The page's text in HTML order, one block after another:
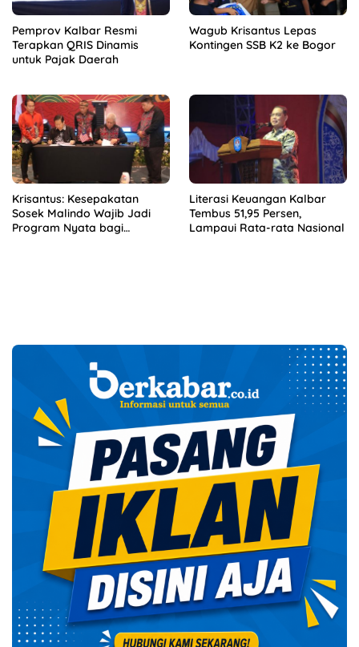
Pemprov Kalbar Resmi
Terapkan QRIS Dinamis
untuk Pajak Daerah
Wagub Krisantus Lepas
Kontingen SSB K2 ke Bogor
Krisantus: Kesepakatan
Sosek Malindo Wajib Jadi
Program Nyata bagi
Literasi Keuangan Kalbar
Tembus 51,95 Persen,
Lampaui Rata-rata Nasional